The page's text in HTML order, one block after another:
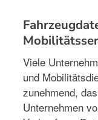
Viele
und
zunehmend,
Unternehmen